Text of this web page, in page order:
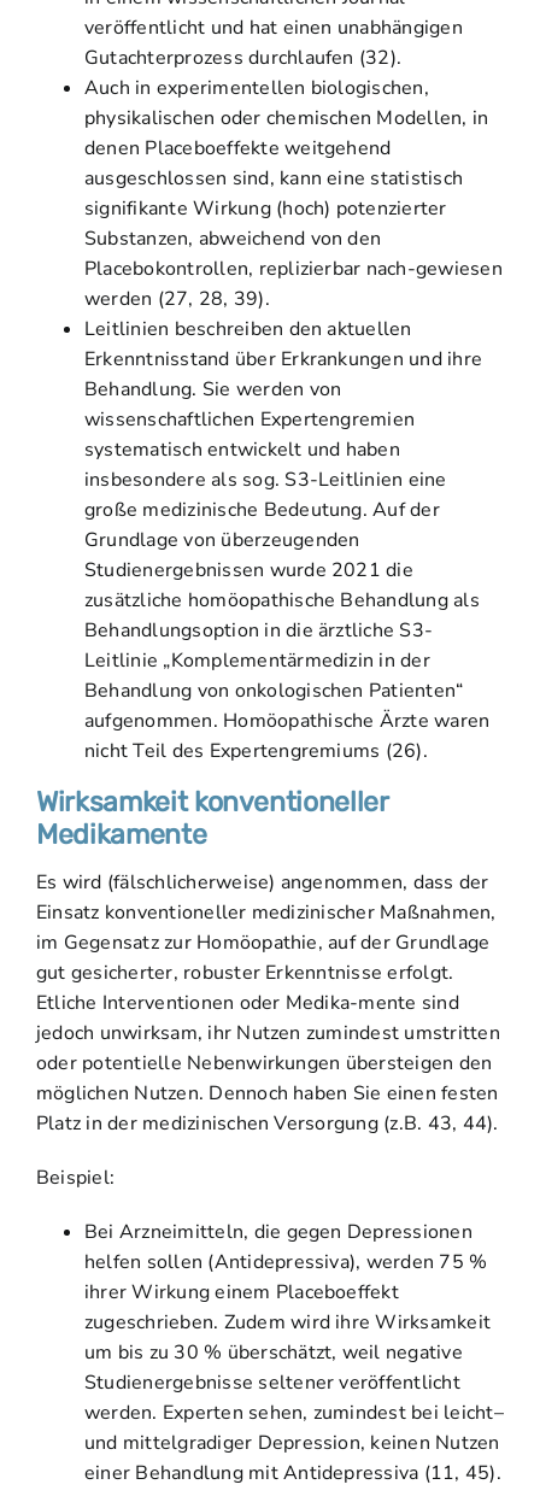
veröffentlicht und hat einen unabhängigen
Gutachterprozess durchlaufen (32).
Auch in experimentellen biologischen,
physikalischen oder chemischen Modellen, in
denen Placeboeffekte weitgehend
ausgeschlossen sind, kann eine statistisch
signifikante Wirkung (hoch) potenzierter
Substanzen, abweichend von den
Placebokontrollen, replizierbar nach-gewiesen
werden (27, 28, 39).
Leitlinien beschreiben den aktuellen
Erkenntnisstand über Erkrankungen und ihre
Behandlung. Sie werden von
wissenschaftlichen Expertengremien
systematisch entwickelt und haben
insbesondere als sog. S3-Leitlinien eine
große medizinische Bedeutung. Auf der
Grundlage von überzeugenden
Studienergebnissen wurde 2021 die
zusätzliche homöopathische Behandlung als
Behandlungsoption in die ärztliche S3-
Leitlinie „Komplementärmedizin in der
Behandlung von onkologischen Patienten“
aufgenommen. Homöopathische Ärzte waren
nicht Teil des Expertengremiums (26).
Wirksamkeit konventioneller
Medikamente
Es wird (fälschlicherweise) angenommen, dass der
Einsatz konventioneller medizinischer Maßnahmen,
im Gegensatz zur Homöopathie, auf der Grundlage
gut gesicherter, robuster Erkenntnisse erfolgt.
Etliche Interventionen oder Medika-mente sind
jedoch unwirksam, ihr Nutzen zumindest umstritten
oder potentielle Nebenwirkungen übersteigen den
möglichen Nutzen. Dennoch haben Sie einen festen
Platz in der medizinischen Versorgung (z.B. 43, 44).
Beispiel:
Bei Arzneimitteln, die gegen Depressionen
helfen sollen (Antidepressiva), werden 75 %
ihrer Wirkung einem Placeboeffekt
zugeschrieben. Zudem wird ihre Wirksamkeit
um bis zu 30 % überschätzt, weil negative
Studienergebnisse seltener veröffentlicht
werden. Experten sehen, zumindest bei leicht–
und mittelgradiger Depression, keinen Nutzen
einer Behandlung mit Antidepressiva (11, 45).